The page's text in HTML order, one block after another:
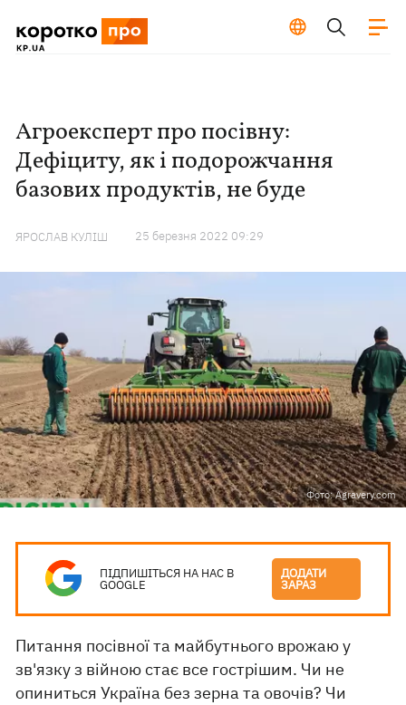
Агроексперт про посівну:
Дефіциту, як і подорожчання
базових продуктів, не буде
ЯРОСЛАВ КУЛІШ 25 березня 2022 09:29
Фото: Agravery.com
ПІДПИШІТЬСЯ НА НАС В
GOOGLE
ДОДАТИ
ЗАРАЗ
Питання посівної та майбутнього врожаю у
зв'язку з війною стає все гострішим. Чи не
опиниться Україна без зерна та овочів? Чи